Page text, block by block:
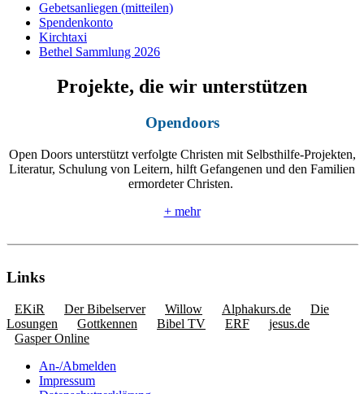
Gebetsanliegen (mitteilen)
Spendenkonto
Kirchtaxi
Bethel Sammlung 2026
Projekte, die wir unterstützen
Opendoors
Open Doors unterstützt verfolgte Christen mit Selbsthilfe-Projekten,
Literatur, Schulung von Leitern, hilft Gefangenen und den Familien
ermordeter Christen.
+ mehr
Links
EKiR Der Bibelserver Willow Alphakurs.de
Die
Losungen
Gottkennen Bibel TV ERF
jesus.de
Gasper Online
An-/Abmelden
Impressum